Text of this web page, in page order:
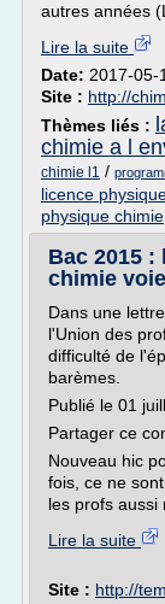
autres années
Lire la suite
Date: 2017-05-
Site : http://
Thèmes liés :
chimie a l
chimie l1 /
licence
physique chimie
Bac 2015
chimie
Dans une
l'Union des
difficulté de
barèmes.
Publié le 01
Partager ce
Nouveau hic
fois, ce ne
les profs aussi
Lire la suite
Site : http://